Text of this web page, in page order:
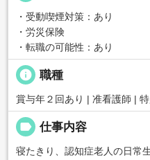
・受動喫煙対策：あり
・労災保険
・転職の可能性：あり
info 職種
賞与年２回あり | 准看護師 |
label 仕事内容
寝たきり、認知症老人の日常